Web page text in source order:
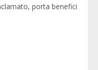
porta benefici